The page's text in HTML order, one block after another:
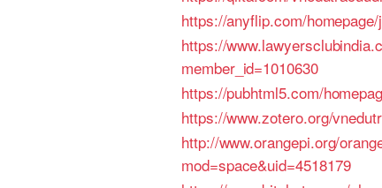
https://anyflip.com/
https://
member_id=1010630
https://pubhtml5.com/
https://www.zotero.org/
http://www.orangepi.org/
mod=space&uid=4518179